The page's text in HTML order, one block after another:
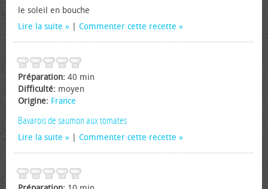
le soleil en bouche
Lire la suite
Commenter cette recette
Préparation: 40 min
Difficulté: moyen
Origine: France
Bavarois de saumon aux tomates
Lire la suite Commenter cette recette